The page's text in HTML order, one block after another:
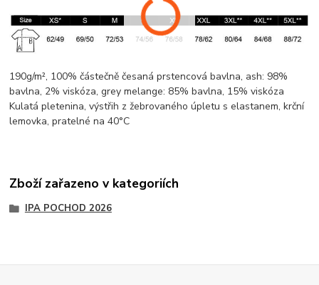
190g/m², 100% částečně česaná prstencovábavlna, ash: 98%
bavlna, 2%viskóza, greymelange: 85%bavlna, 15%viskóza
Kulatá pletenina, výstřih z žebrovaného úpletu s elastanem,krční
lemovka, pratelné na 40°C
Zboží zařazeno v kategoriích
IPA POCHOD 2026